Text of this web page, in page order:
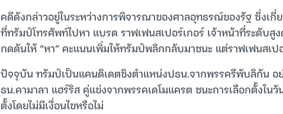
คดีดังกล่าวอยู่ในระหว่างการพิจารณาของศาลอุทธรณ์ของรัฐ ซึ่งเ
ที่ทรัมป์โทรศัพท์ไปหา แบรด ราฟเฟนสเปอร์เกอร์ เจ้าหน้าที่ระดับสู
กดดันให้ “หา” คะแนนเพิ่มให้ทรัมป์พลิกกลับมาชนะ แต่ราฟเฟนสเป
ปัจจุบัน ทรัมป์เป็นแคนดิเดตชิงตำแหน่งปธน.จากพรรครีพับลิกัน อย่
ธน.คามาลา แฮร์ริส คู่แข่งจากพรรคเดโมแครต ชนะการเลือกตั้งใน
ตั้งโดยไม่มีเงื่อนไขหรือไม่